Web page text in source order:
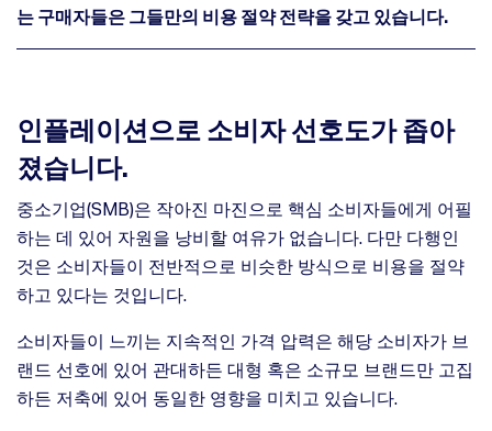
는 구매자들은 그들만의 비용 절약 전략을 갖고 있습니다.
인플레이션으로 소비자 선호도가 좁아
졌습니다.
중소기업(SMB)은 작아진 마진으로 핵심 소비자들에게 어필
하는 데 있어 자원을 낭비할 여유가 없습니다. 다만 다행인
것은 소비자들이 전반적으로 비슷한 방식으로 비용을 절약
하고 있다는 것입니다.
소비자들이 느끼는 지속적인 가격 압력은 해당 소비자가 브
랜드 선호에 있어 관대하든 대형 혹은 소규모 브랜드만 고집
하든 저축에 있어 동일한 영향을 미치고 있습니다.